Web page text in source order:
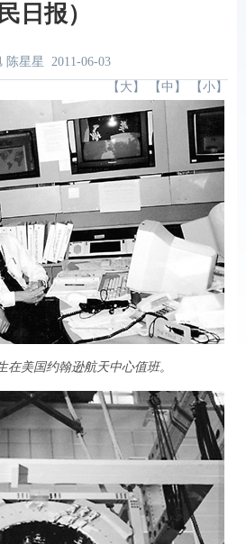
民日报）
陈星星 2011-06-03
【 大 】 【 中 】 【 小 】
在美国约翰逊航天中心值班。